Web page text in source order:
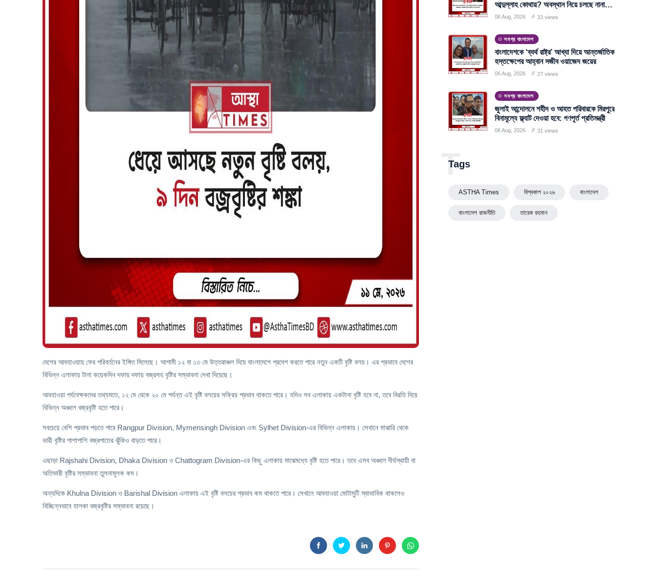
দেশের আবহাওয়ায় ফের পরিবর্তনের ইঙ্গিত মিলেছে। আগামী ১২ বা ১৩ মে উত্তরাঞ্চল দিয়ে বাংলাদেশে প্রবেশ করতে পারে নতুন একটি বৃষ্টি বলয়। এর প্রভাবে দেশের
বিভিন্ন এলাকায় টানা কয়েকদিন দফায় দফায় বজ্রসহ বৃষ্টির সম্ভাবনা দেখা দিয়েছে।
আবহাওয়া পর্যবেক্ষকদের তথ্যমতে, ১২ মে থেকে ২০ মে পর্যন্ত এই বৃষ্টি বলয়ের সক্রিয় প্রভাব থাকতে পারে। যদিও সব এলাকায় একটানা বৃষ্টি হবে না, তবে বিরতি দিয়ে
বিভিন্ন অঞ্চলে বজ্রবৃষ্টি হতে পারে।
সবচেয়ে বেশি প্রভাব পড়তে পারে Rangpur Division, Mymensingh Division এবং Sylhet Division-এর বিভিন্ন এলাকায়। সেখানে মাঝারি থেকে
ভারী বৃষ্টির পাশাপাশি বজ্রপাতের ঝুঁকিও বাড়তে পারে।
এছাড়া Rajshahi Division, Dhaka Division ও Chattogram Division-এর কিছু এলাকায় মাঝেমধ্যে বৃষ্টি হতে পারে। তবে এসব অঞ্চলে দীর্ঘস্থায়ী বা
অতিভারী বৃষ্টির সম্ভাবনা তুলনামূলক কম।
অন্যদিকে Khulna Division ও Barishal Division এলাকায় এই বৃষ্টি বলয়ের প্রভাব কম থাকতে পারে। সেখানে আবহাওয়া মোটামুটি স্বাভাবিক থাকলেও
বিচ্ছিন্নভাবে হালকা বজ্রবৃষ্টির সম্ভাবনা রয়েছে।
আব্দুল্লাহ কোথায়? অবস্থান নিয়ে চলছে নানা
জল্পনা
06 Aug, 2026 33 views
সমগ্র বাংলাদেশ
বাংলাদেশকে ‘ব্যর্থ রাষ্ট্র’ আখ্যা দিয়ে আন্তর্জাতিক
হস্তক্ষেপের আহ্বান সজীব ওয়াজেদ জয়ের
06 Aug, 2026 27 views
সমগ্র বাংলাদেশ
জুলাই আন্দোলনে শহীদ ও আহত পরিবারকে মিরপুরে
বিনামূল্যে ফ্ল্যাট দেওয়া হবে: গণপূর্ত প্রতিমন্ত্রী
06 Aug, 2026 31 views
Tags
T
ASTHA Times বিশ্বকাপ ২০২৬ বাংলাদেশ
বাংলাদেশ রাজনীতি তারেক রহমান